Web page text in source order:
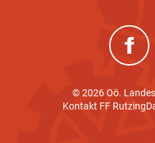
© 2026 Oö.
Kontakt FF Rutzing